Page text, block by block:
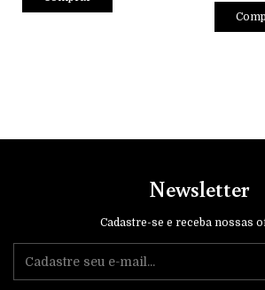
Newsletter
Cadastre-se e receba nossas